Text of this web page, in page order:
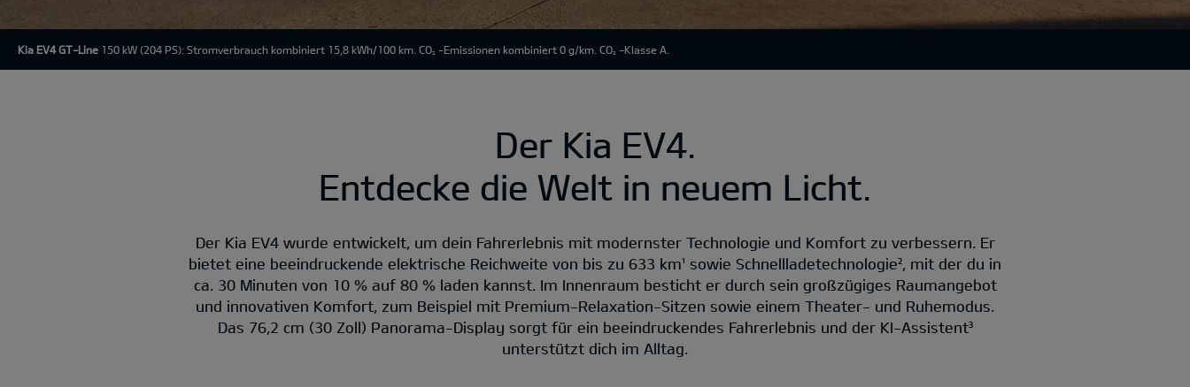
Kia EV4 GT-Line 150 kW (204 PS): Stromverbrauch kombiniert 15,8 kWh/100 km. CO2 -Emissionen kombiniert 0 g/km. CO2 -Klasse A.
Der Kia EV4.
Entdecke die Welt in neuem Licht.
Der Kia EV4 wurde entwickelt, um dein Fahrerlebnis mit modernster Technologie und Komfort zu verbessern. Er
bietet eine beeindruckende elektrische Reichweite von bis zu 633 km¹ sowie Schnellladetechnologie², mit der du in
ca. 30 Minuten von 10 % auf 80 % laden kannst. Im Innenraum besticht er durch sein großzügiges Raumangebot
und innovativen Komfort, zum Beispiel mit Premium-Relaxation-Sitzen sowie einem Theater- und Ruhemodus.
Das 76,2 cm (30 Zoll) Panorama-Display sorgt für ein beeindruckendes Fahrerlebnis und der KI-Assistent³
unterstützt dich im Alltag.